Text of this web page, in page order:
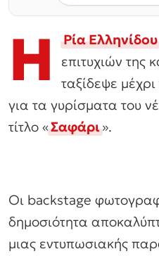
Η Ρία Ελληνίδου
επιτυχιών της
ταξίδεψε
για τα γυρίσματα του
τίτλο «Σαφάρι».
Οι backstage
δημοσιότητα
μιας εντυπωσιακής